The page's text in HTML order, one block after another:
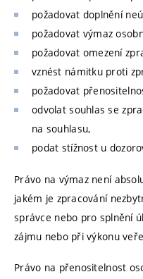
požadovat doplnění
požadovat výmaz
požadovat omezení
vznést námitku proti
požadovat
odvolat souhlas se
na souhlasu,
podat stížnost u
Právo na výmaz není
jakém je zpracování
správce nebo pro splnění
zájmu nebo při výkonu
Právo na přenositelnost